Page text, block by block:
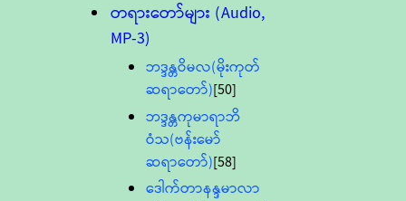
တရားတော်များ (Audio,
MP-3)
ဘဒ္ဒန္တဝိမလ(မိုးကုတ်
ဆရာတော်)[50]
ဘဒ္ဒန္တကုမာရာဘိ
ဝံသ(ဗန်းမော်
ဆရာတော်)[58]
ဒေါက်တာနန္ဒမာလာ